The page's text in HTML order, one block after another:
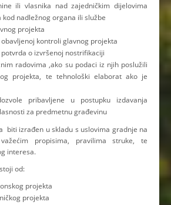
ili vlasnika nad zajedničkim dijelovima
nadležnog organa ili službe
projekta
kontroli glavnog projekta
o izvršenoj nostrifikaciji
radovima ,ako su podaci iz njih poslužili
projekta, te tehnološki elaborat ako je
pribavljene u postupku izdavanja
za predmetnu građevinu
biti izrađen u skladu s uslovima gradnje na
propisima, pravilima struke, te
interesa.
od:
projekta
projekta